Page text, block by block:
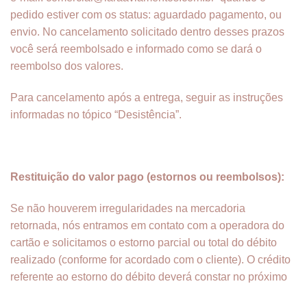
pedido estiver com os status: aguardado pagamento, ou
envio. No cancelamento solicitado dentro desses prazos
você será reembolsado e informado como se dará o
reembolso dos valores.
Para cancelamento após a entrega, seguir as instruções
informadas no tópico “Desistência”.
Restituição do valor pago (estornos ou reembolsos):
Se não houverem irregularidades na mercadoria
retornada, nós entramos em contato com a operadora do
cartão e solicitamos o estorno parcial ou total do débito
realizado (conforme for acordado com o cliente). O crédito
referente ao estorno do débito deverá constar no próximo